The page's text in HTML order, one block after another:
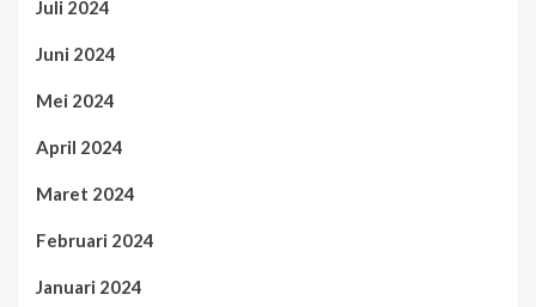
Juli 2024
Juni 2024
Mei 2024
April 2024
Maret 2024
Februari 2024
Januari 2024